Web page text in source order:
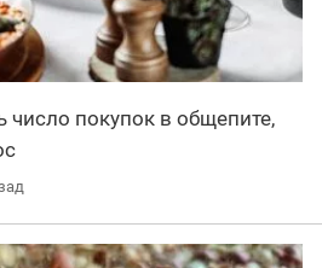
число покупок в общепите,